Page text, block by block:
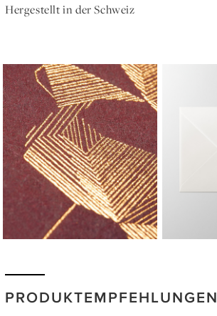
Hergestellt in der Schweiz
PRODUKTEMPFEHLUNGEN